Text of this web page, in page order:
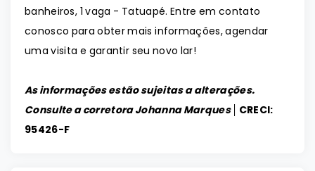
banheiros, 1 vaga - Tatuapé. Entre em contato
conosco para obter mais informações, agendar
uma visita e garantir seu novo lar!
As informações estão sujeitas a alterações.
Consulte a corretora Johanna Marques │ CRECI:
95426-F